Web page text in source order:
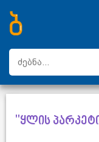
ახალი სიტყვები
ტოპ სიტყვები
დღის ტოპ
ტოპ
"ყლის